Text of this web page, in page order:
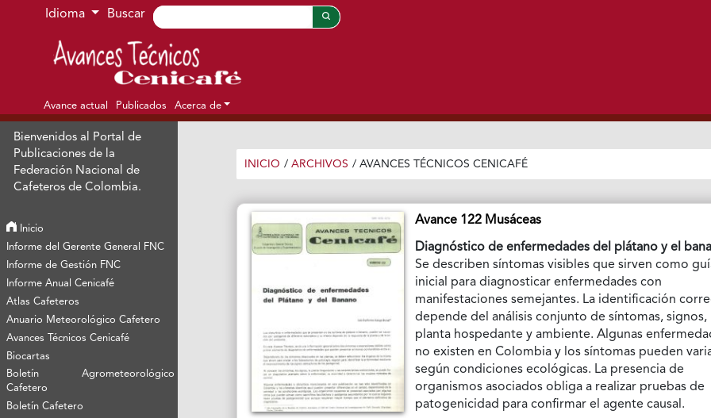
Ir al menú de navegación principal
Ir al contenido principal
Ir al pie de página del sitio
Idioma Buscar
Avance actual Publicados Acerca de
Bienvenidos al Portal de
Publicaciones de la
Federación Nacional de
Cafeteros de Colombia.
Inicio
Informe del Gerente General FNC
Informe de Gestión FNC
Informe Anual Cenicafé
Atlas Cafeteros
Anuario Meteorológico Cafetero
Avances Técnicos Cenicafé
Biocartas
Boletín Agrometeorológico
Cafetero
Boletín Cafetero
INICIO / ARCHIVOS / AVANCES TÉCNICOS CENICAFÉ
Avance 122 Musáceas
Diagnóstico de enfermedades del plátano y el
Se describen síntomas visibles que sirven como
inicial para diagnosticar enfermedades con
manifestaciones semejantes. La identificación
depende del análisis conjunto de síntomas, signos,
planta hospedante y ambiente. Algunas
no existen en Colombia y los síntomas pueden
según condiciones ecológicas. La presencia de
organismos asociados obliga a realizar pruebas de
patogenicidad para confirmar el agente causal.